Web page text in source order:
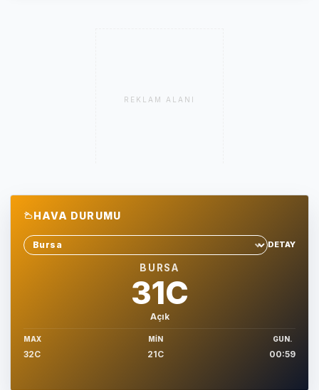
REKLAM ALANI
HAVA DURUMU
Sehir sec
DETAY
BURSA
31C
Açık
MAX
32C
MIN
21C
GUN.
00:59